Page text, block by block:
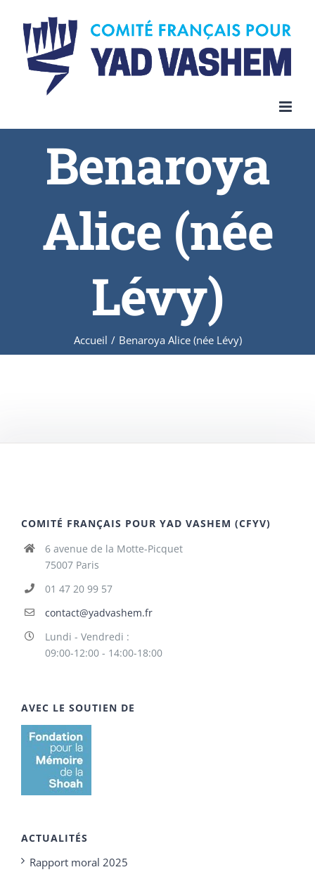
content
Benaroya
Alice (née
Lévy)
Accueil / Benaroya Alice (née Lévy)
COMITÉ FRANÇAIS POUR YAD VASHEM (CFYV)
6 avenue de la Motte-Picquet
75007 Paris
01 47 20 99 57
contact@yadvashem.fr
Lundi - Vendredi :
09:00-12:00 - 14:00-18:00
AVEC LE SOUTIEN DE
ACTUALITÉS
Rapport moral 2025